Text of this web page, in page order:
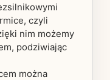
czyli
nim możemy
podziwiając
można